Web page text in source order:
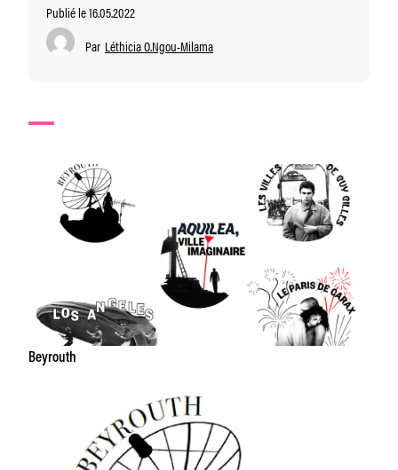
Publié le 16.05.2022
Par Léthicia O.Ngou-Milama
Beyrouth